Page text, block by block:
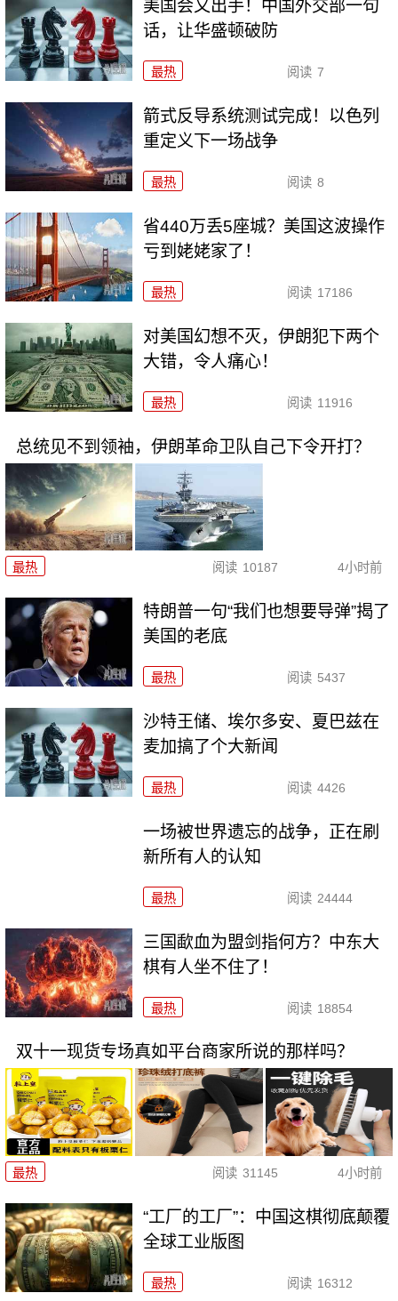
美国会又出手！中国外交部一句
话，让华盛顿破防
最热 阅读 7
箭式反导系统测试完成！以色列
重定义下一场战争
最热 阅读 8
省440万丢5座城？美国这波操作
亏到姥姥家了！
最热 阅读 17186
对美国幻想不灭，伊朗犯下两个
大错，令人痛心！
最热 阅读 11916
总统见不到领袖，伊朗革命卫队自己下令开打？
最热 阅读 10187 4小时前
特朗普一句“我们也想要导弹”揭了
美国的老底
最热 阅读 5437
沙特王储、埃尔多安、夏巴兹在
麦加搞了个大新闻
最热 阅读 4426
一场被世界遗忘的战争，正在刷
新所有人的认知
最热 阅读 24444
三国歃血为盟剑指何方？中东大
棋有人坐不住了！
最热 阅读 18854
双十一现货专场真如平台商家所说的那样吗？
最热 阅读 31145 4小时前
“工厂的工厂”：中国这棋彻底颠覆
全球工业版图
最热 阅读 16312